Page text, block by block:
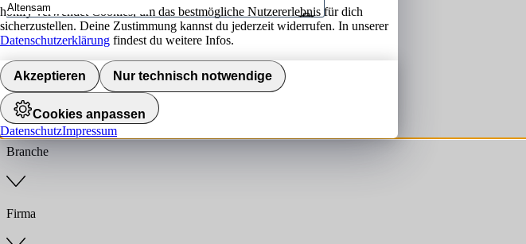
Umkreis
Jobs finden
Anstellungsart
Branche
Firma
hokify verwendet Cookies, um das bestmögliche Nutzererlebnis für dich
sicherzustellen. Deine Zustimmung kannst du jederzeit widerrufen. In unserer
Datenschutzerklärung findest du weitere Infos.
Akzeptieren Nur technisch notwendige
Cookies anpassen
DatenschutzImpressum